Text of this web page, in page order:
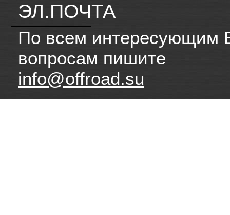
ЭЛ.ПОЧТА
По всем интересующим
вопросам пишите
info@offroad.su